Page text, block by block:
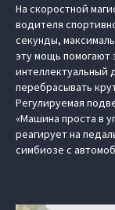
На скоростной
водителя
секунды,
эту мощь помогают
интеллектуальный
перебрасывать
Регулируемая
«Машина проста в
реагирует на
симбиозе с